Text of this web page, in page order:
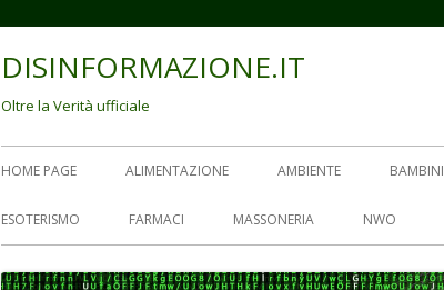
DISINFORMAZIONE.IT
Oltre la Verità ufficiale
Menu
principale
HOME PAGE ALIMENTAZIONE AMBIENTE BAMBINI
ESOTERISMO FARMACI MASSONERIA NWO